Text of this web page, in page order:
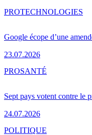
Google écope d’une
23.07.2026
PROTECHNOLOGIES
Sept pays votent contre le
24.07.2026
PROSANTÉ
POLITIQUE